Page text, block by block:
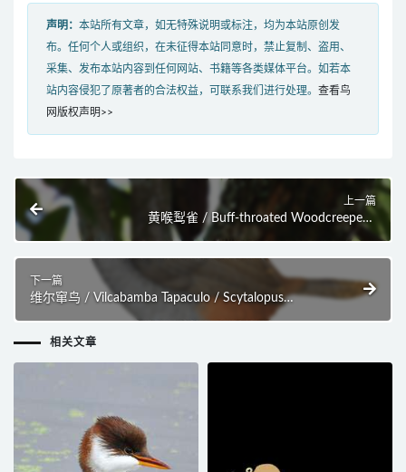
声明： 本站所有文章，如无特殊说明或标注，均为本站原创发
布。任何个人或组织，在未征得本站同意时，禁止复制、盗用、
采集、发布本站内容到任何网站、书籍等各类媒体平台。如若本
站内容侵犯了原著者的合法权益，可联系我们进行处理。 查看鸟
网版权声明>>
上一篇
黄喉䴕雀 / Buff-throated Woodcreeper /
Xiphorhynchus guttatus
下一篇
维尔窜鸟 / Vilcabamba Tapaculo / Scytalopus
相关文章